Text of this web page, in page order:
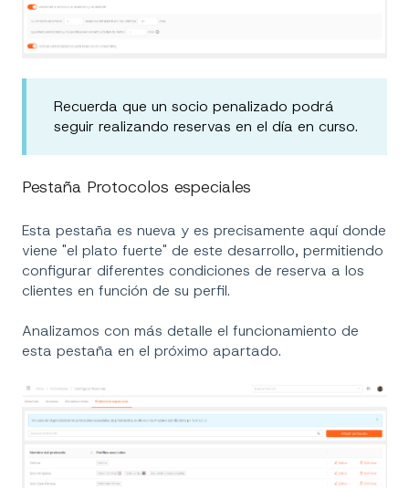
Recuerda que un socio penalizado podrá
seguir realizando reservas en el día en curso.
Pestaña Protocolos especiales
Esta pestaña es nueva y es precisamente aquí donde
viene "el plato fuerte" de este desarrollo, permitiendo
configurar diferentes condiciones de reserva a los
clientes en función de su perfil.
Analizamos con más detalle el funcionamiento de
esta pestaña en el próximo apartado.